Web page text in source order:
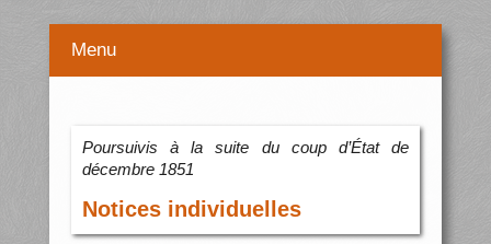
Menu
Poursuivis à la suite du coup d’État de
décembre 1851
Notices individuelles